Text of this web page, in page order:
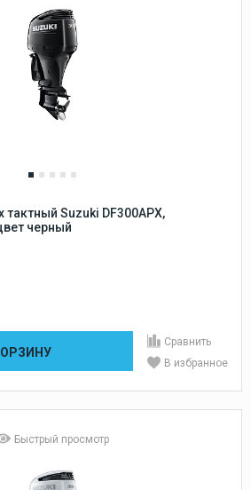
Suzuki DF300APX,
черный
Сравнить
В избранное
Быстрый просмотр